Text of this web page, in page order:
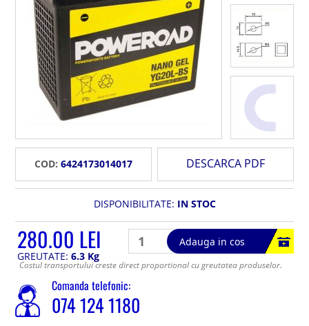
COD: 6424173014017 DESCARCA PDF
DISPONIBILITATE: IN STOC
280.00 LEI
Adauga in cos
GREUTATE: 6.3 Kg
Costul transportului creste direct proportional cu greutatea produselor.
Comanda telefonic:
074 124 1180